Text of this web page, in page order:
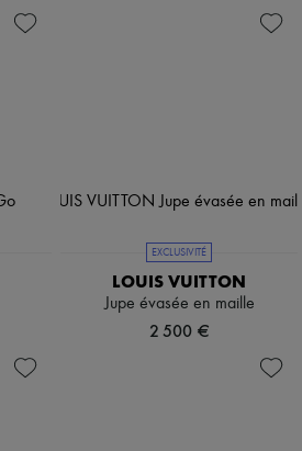
EXCLUSIVITÉ
LOUIS VUITTON
Jupe évasée en maille
2 500 €